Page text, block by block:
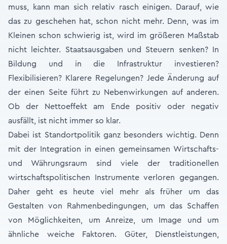
muss, kann man sich relativ rasch einigen. Darauf, wie
das zu geschehen hat, schon nicht mehr. Denn, was im
Kleinen schon schwierig ist, wird im größeren Maßstab
nicht leichter. Staatsausgaben und Steuern senken? In
Bildung und in die Infrastruktur investieren?
Flexibilisieren? Klarere Regelungen? Jede Änderung auf
der einen Seite führt zu Nebenwirkungen auf anderen.
Ob der Nettoeffekt am Ende positiv oder negativ
ausfällt, ist nicht immer so klar.
Dabei ist Standortpolitik ganz besonders wichtig. Denn
mit der Integration in einen gemeinsamen Wirtschafts-
und Währungsraum sind viele der traditionellen
wirtschaftspolitischen Instrumente verloren gegangen.
Daher geht es heute viel mehr als früher um das
Gestalten von Rahmenbedingungen, um das Schaffen
von Möglichkeiten, um Anreize, um Image und um
ähnliche weiche Faktoren. Güter, Dienstleistungen,